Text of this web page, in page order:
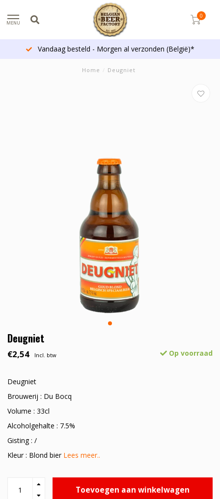
MENU
0
Vandaag besteld - Morgen al verzonden (België)*
Home / Deugniet
Deugniet
€2,54 Incl. btw Op voorraad
Deugniet
Brouwerij : Du Bocq
Volume : 33cl
Alcoholgehalte : 7.5%
Gisting : /
Kleur : Blond bier Lees meer..
Toevoegen aan winkelwagen